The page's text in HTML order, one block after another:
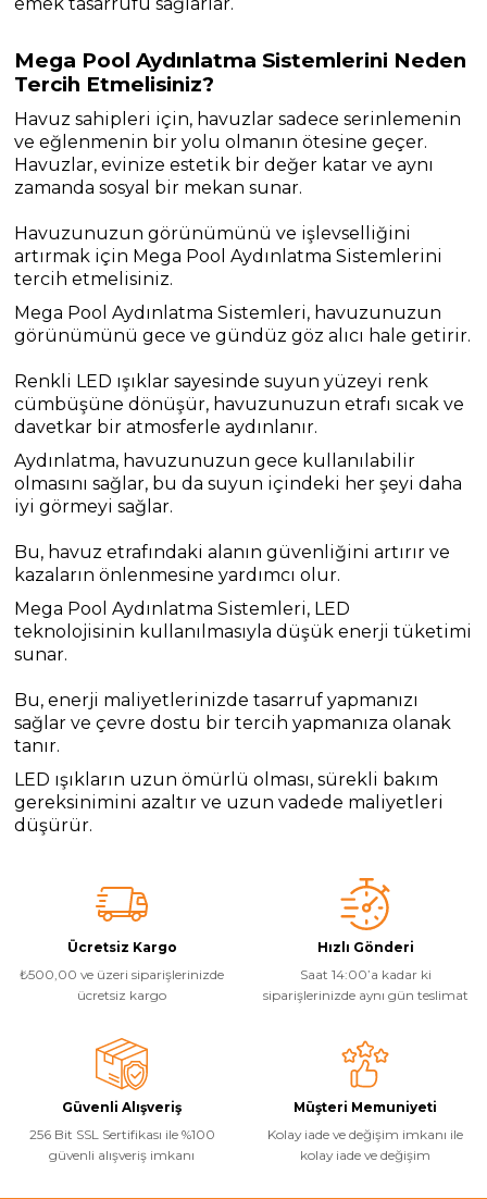
Mega Pool Aydınlatma Sistemlerini Neden
Tercih Etmelisiniz?
Havuz sahipleri için, havuzlar sadece serinlemenin
ve eğlenmenin bir yolu olmanın ötesine geçer.
Havuzlar, evinize estetik bir değer katar ve aynı
zamanda sosyal bir mekan sunar.
Havuzunuzun görünümünü ve işlevselliğini
artırmak için Mega Pool Aydınlatma Sistemlerini
tercih etmelisiniz.
Mega Pool Aydınlatma Sistemleri, havuzunuzun
görünümünü gece ve gündüz göz alıcı hale getirir.
Renkli LED ışıklar sayesinde suyun yüzeyi renk
cümbüşüne dönüşür, havuzunuzun etrafı sıcak ve
davetkar bir atmosferle aydınlanır.
Aydınlatma, havuzunuzun gece kullanılabilir
olmasını sağlar, bu da suyun içindeki her şeyi daha
iyi görmeyi sağlar.
Bu, havuz etrafındaki alanın güvenliğini artırır ve
kazaların önlenmesine yardımcı olur.
Mega Pool Aydınlatma Sistemleri, LED
teknolojisinin kullanılmasıyla düşük enerji tüketimi
sunar.
Bu, enerji maliyetlerinizde tasarruf yapmanızı
sağlar ve çevre dostu bir tercih yapmanıza olanak
tanır.
LED ışıkların uzun ömürlü olması, sürekli bakım
gereksinimini azaltır ve uzun vadede maliyetleri
düşürür.
Ücretsiz Kargo
₺500,00 ve üzeri siparişlerinizde
ücretsiz kargo
Hızlı Gönderi
Saat 14:00’a kadar ki
siparişlerinizde aynı gün teslimat
Güvenli Alışveriş
256 Bit SSL Sertifikası ile %100
güvenli alışveriş imkanı
Müşteri Memuniyeti
Kolay iade ve değişim imkanı ile
kolay iade ve değişim